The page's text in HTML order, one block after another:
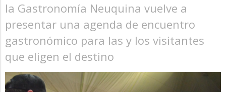
la Gastronomía Neuquina vuelve a
presentar una agenda de encuentro
gastronómico para las y los visitantes
que eligen el destino